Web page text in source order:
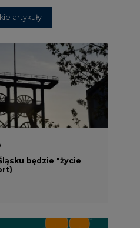
artykuły
będzie "życie